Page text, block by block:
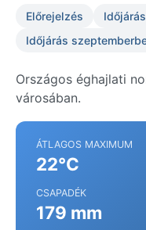
Előrejelzés
Időjárás
Országos éghajlati
városában.
ÁTLAGOS MAXIMUM
22°C
CSAPADÉK
179 mm